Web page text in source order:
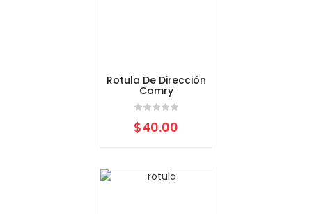
Rotula De Dirección
Camry
$40.00